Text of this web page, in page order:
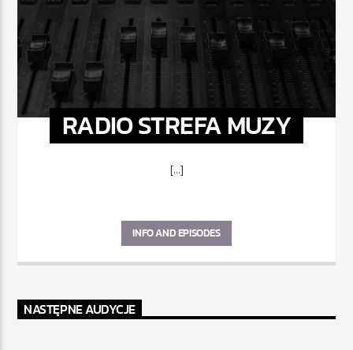
RADIO STREFA MUZY
[...]
INFO AND EPISODES
NASTĘPNE AUDYCJE